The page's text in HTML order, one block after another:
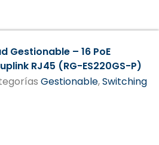
Gestionable – 16 PoE
RJ45 (RG-ES220GS-P)
Gestionable,Switching